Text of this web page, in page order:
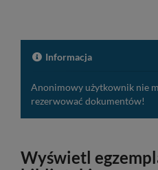
Informacja
Anonimowy użytkownik nie
rezerwować dokumentów!
Wyświetl